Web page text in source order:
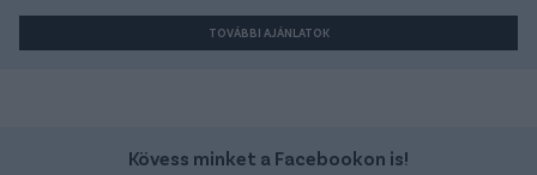
TOVÁBBI AJÁNLATOK
Kövess minket a Facebookon is!